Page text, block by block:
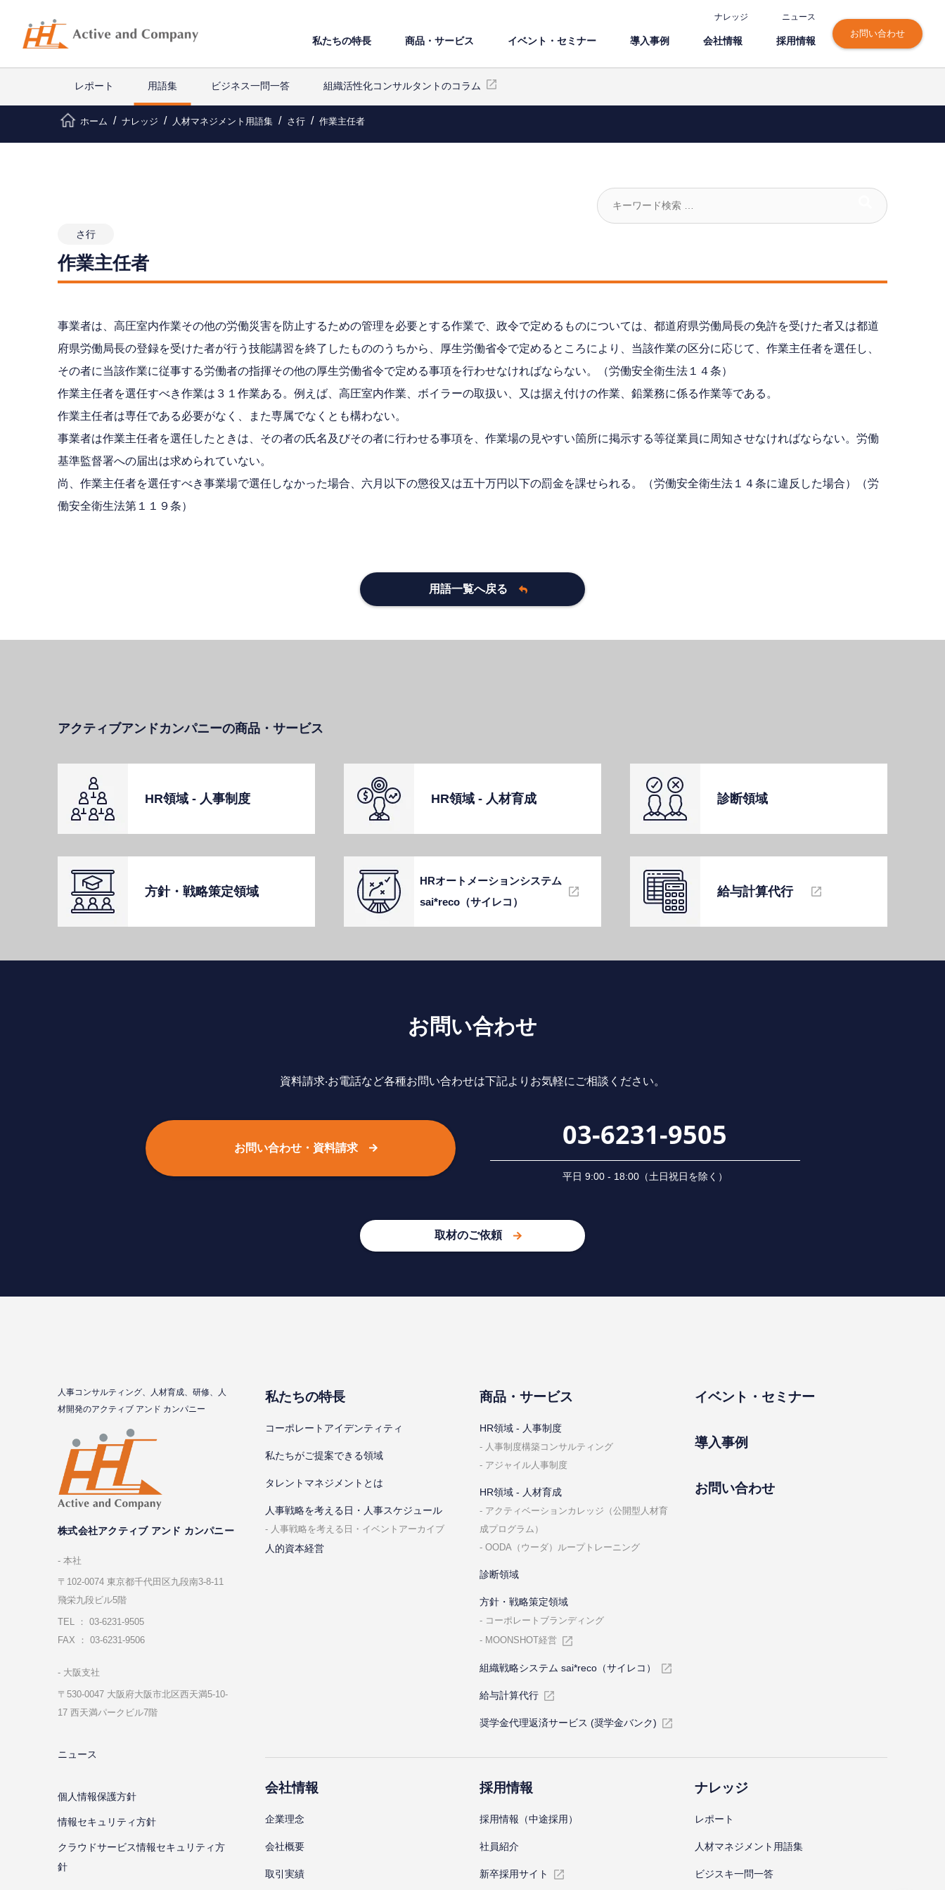
ナレッジ ニュース
私たちの特⻑ 商品・サービス イベント・セミナー 導⼊事例 会社情報 採⽤情報
お問い合わせ
レポート 用語集 ビジネス一問一答 組織活性化コンサルタントのコラム
ホーム ナレッジ 人材マネジメント用語集 さ行 作業主任者
さ行
作業主任者
事業者は、高圧室内作業その他の労働災害を防止するための管理を必要とする作業で、政令で定めるものについては、都道府県労働局長の免許を受けた者又は都道
府県労働局長の登録を受けた者が行う技能講習を終了したもののうちから、厚生労働省令で定めるところにより、当該作業の区分に応じて、作業主任者を選任し、
その者に当該作業に従事する労働者の指揮その他の厚生労働省令で定める事項を行わせなければならない。（労働安全衛生法１４条）
作業主任者を選任すべき作業は３１作業ある。例えば、高圧室内作業、ボイラーの取扱い、又は据え付けの作業、鉛業務に係る作業等である。
作業主任者は専任である必要がなく、また専属でなくとも構わない。
事業者は作業主任者を選任したときは、その者の氏名及びその者に行わせる事項を、作業場の見やすい箇所に掲示する等従業員に周知させなければならない。労働
基準監督署への届出は求められていない。
尚、作業主任者を選任すべき事業場で選任しなかった場合、六月以下の懲役又は五十万円以下の罰金を課せられる。（労働安全衛生法１４条に違反した場合）（労
働安全衛生法第１１９条）
用語一覧へ戻る
アクティブアンドカンパニーの商品・サービス
HR領域 - ⼈事制度 HR領域 - ⼈材育成 診断領域
⽅針・戦略策定領域
HRオートメーションシステム
sai*reco（サイレコ）
給与計算代⾏
お問い合わせ
資料請求‧お電話など各種お問い合わせは下記よりお気軽にご相談ください。
お問い合わせ・資料請求 03-6231-9505
平⽇ 9:00 - 18:00（⼟⽇祝⽇を除く）
取材のご依頼
⼈事コンサルティング、⼈材育成、研修、⼈
材開発のアクティブ アンド カンパニー
株式会社アクティブ アンド カンパニー
本社
〒102-0074 東京都千代⽥区九段南3-8-11
飛栄九段ビル5階
TEL ： 03-6231-9505
FAX ： 03-6231-9506
⼤阪⽀社
〒530-0047 ⼤阪府⼤阪市北区⻄天満5-10-
17 ⻄天満パークビル7階
ニュース
個⼈情報保護⽅針
情報セキュリティ⽅針
クラウドサービス情報セキュリティ方
針
私たちの特⻑
コーポレートアイデンティティ
私たちがご提案できる領域
タレントマネジメントとは
⼈事戦略を考える⽇・⼈事スケジュール
⼈事戦略を考える⽇・イベントアーカイブ
人的資本経営
商品・サービス
HR領域 - ⼈事制度
⼈事制度構築コンサルティング
アジャイル⼈事制度
HR領域 - ⼈材育成
アクティベーションカレッジ（公開型⼈材育
成プログラム）
OODA（ウーダ）ループトレーニング
診断領域
⽅針・戦略策定領域
コーポレートブランディング
MOONSHOT経営
組織戦略システム sai*reco（サイレコ）
給与計算代⾏
奨学金代理返済サービス (奨学金バンク)
イベント・セミナー
導⼊事例
お問い合わせ
会社情報
企業理念
会社概要
取引実績
採⽤情報
採⽤情報（中途採⽤）
社員紹介
新卒採⽤サイト
ナレッジ
レポート
⼈材マネジメント⽤語集
ビジスキ⼀問⼀答